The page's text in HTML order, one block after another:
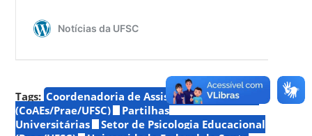
Tags: Coordenadoria de Assistência Estudantil
(CoAEs/Prae/UFSC)
Partilhas
Universitárias
Setor de Psicologia Educacional